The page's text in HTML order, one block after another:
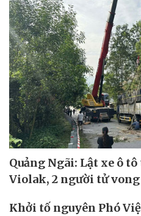
Quảng Ngãi: Lật xe ô
Violak, 2 người tử vong
Khởi tố nguyên Phó